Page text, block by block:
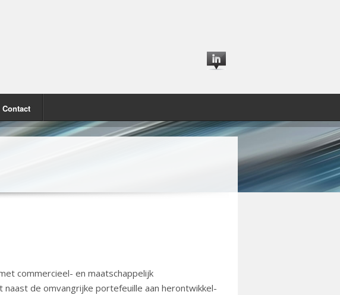
Contact
commercieel- en maatschappelijk
de omvangrijke portefeuille aan herontwikkel-